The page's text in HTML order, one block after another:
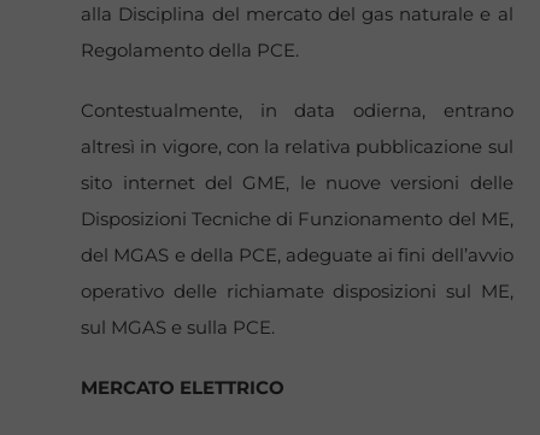
alla Disciplina del mercato del gas naturale e al
Regolamento della PCE.
Contestualmente, in data odierna, entrano
altresì in vigore, con la relativa pubblicazione sul
sito internet del GME, le nuove versioni delle
Disposizioni Tecniche di Funzionamento del ME,
del MGAS e della PCE, adeguate ai fini dell’avvio
operativo delle richiamate disposizioni sul ME,
sul MGAS e sulla PCE.
MERCATO ELETTRICO